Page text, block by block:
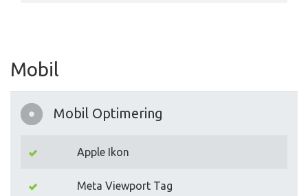
Mobil
Mobil Optimering
Apple Ikon
Meta Viewport Tag